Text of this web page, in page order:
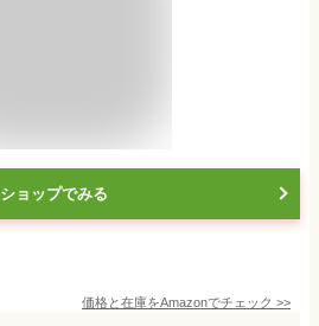
ショップでみる
価格と在庫をAmazonでチェック >>